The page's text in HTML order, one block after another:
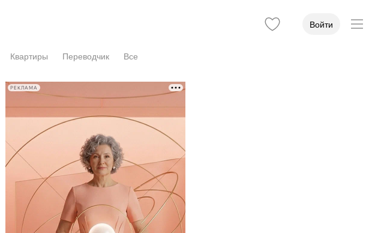
Войти
Квартиры Переводчик Все
Учёная степень
РЕКЛАМА